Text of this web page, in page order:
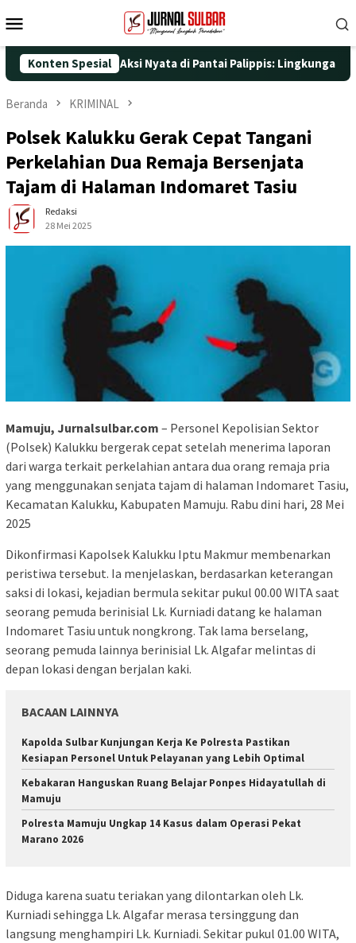
ke
Mobile
Konten Spesial
25 dengan Aksi Nyata di Pantai Palippis: Lingkungan dan
Beranda KRIMINAL
Polsek Kalukku Gerak Cepat Tangani
Perkelahian Dua Remaja Bersenjata
Tajam di Halaman Indomaret Tasiu
Redaksi
28 Mei 2025
Mamuju, Jurnalsulbar.com – Personel Kepolisian Sektor
(Polsek) Kalukku bergerak cepat setelah menerima laporan
dari warga terkait perkelahian antara dua orang remaja pria
yang menggunakan senjata tajam di halaman Indomaret Tasiu,
Kecamatan Kalukku, Kabupaten Mamuju. Rabu dini hari, 28 Mei
2025
Dikonfirmasi Kapolsek Kalukku Iptu Makmur membenarkan
peristiwa tersebut. Ia menjelaskan, berdasarkan keterangan
saksi di lokasi, kejadian bermula sekitar pukul 00.00 WITA saat
seorang pemuda berinisial Lk. Kurniadi datang ke halaman
Indomaret Tasiu untuk nongkrong. Tak lama berselang,
seorang pemuda lainnya berinisial Lk. Algafar melintas di
depan lokasi dengan berjalan kaki.
BACAAN LAINNYA
Kapolda Sulbar Kunjungan Kerja Ke Polresta Pastikan
Kesiapan Personel Untuk Pelayanan yang Lebih Optimal
Kebakaran Hanguskan Ruang Belajar Ponpes Hidayatullah di
Mamuju
Polresta Mamuju Ungkap 14 Kasus dalam Operasi Pekat
Marano 2026
Diduga karena suatu teriakan yang dilontarkan oleh Lk.
Kurniadi sehingga Lk. Algafar merasa tersinggung dan
langsung menghampiri Lk. Kurniadi. Sekitar pukul 01.00 WITA,